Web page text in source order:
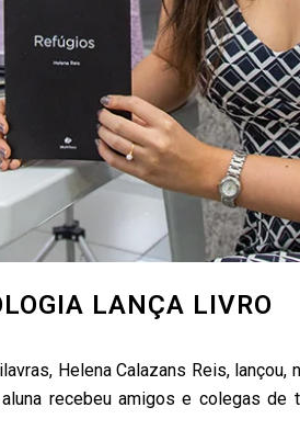
LANÇA LIVRO
Helena Calazans Reis,
recebeu amigos e colegas de